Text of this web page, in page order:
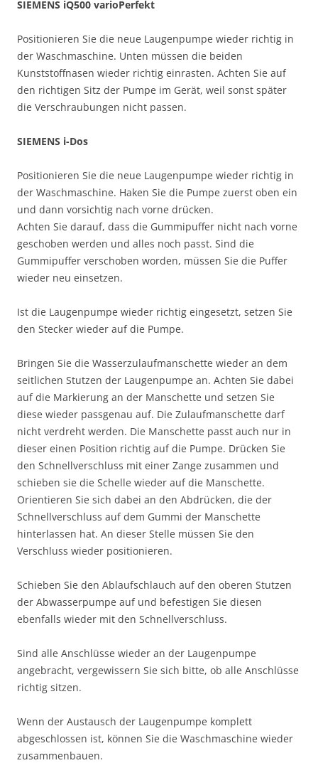
SIEMENS iQ500 varioPerfekt
Positionieren Sie die neue Laugenpumpe wieder richtig in
der Waschmaschine. Unten müssen die beiden
Kunststoffnasen wieder richtig einrasten. Achten Sie auf
den richtigen Sitz der Pumpe im Gerät, weil sonst später
die Verschraubungen nicht passen.
SIEMENS i-Dos
Positionieren Sie die neue Laugenpumpe wieder richtig in
der Waschmaschine. Haken Sie die Pumpe zuerst oben ein
und dann vorsichtig nach vorne drücken.
Achten Sie darauf, dass die Gummipuffer nicht nach vorne
geschoben werden und alles noch passt. Sind die
Gummipuffer verschoben worden, müssen Sie die Puffer
wieder neu einsetzen.
Ist die Laugenpumpe wieder richtig eingesetzt, setzen Sie
den Stecker wieder auf die Pumpe.
Bringen Sie die Wasserzulaufmanschette wieder an dem
seitlichen Stutzen der Laugenpumpe an. Achten Sie dabei
auf die Markierung an der Manschette und setzen Sie
diese wieder passgenau auf. Die Zulaufmanschette darf
nicht verdreht werden. Die Manschette passt auch nur in
dieser einen Position richtig auf die Pumpe. Drücken Sie
den Schnellverschluss mit einer Zange zusammen und
schieben sie die Schelle wieder auf die Manschette.
Orientieren Sie sich dabei an den Abdrücken, die der
Schnellverschluss auf dem Gummi der Manschette
hinterlassen hat. An dieser Stelle müssen Sie den
Verschluss wieder positionieren.
Schieben Sie den Ablaufschlauch auf den oberen Stutzen
der Abwasserpumpe auf und befestigen Sie diesen
ebenfalls wieder mit den Schnellverschluss.
Sind alle Anschlüsse wieder an der Laugenpumpe
angebracht, vergewissern Sie sich bitte, ob alle Anschlüsse
richtig sitzen.
Wenn der Austausch der Laugenpumpe komplett
abgeschlossen ist, können Sie die Waschmaschine wieder
zusammenbauen.